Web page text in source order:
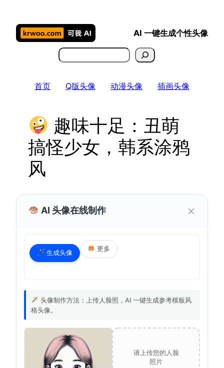
AI 一键生成个性头像
搜
索
首页 Q版头像 动漫头像 插画头像
趣味十足：丑萌
搞怪少女，韩系涂鸦
风
AI 头像在线制作 ×
生成头像
更多
头像制作方法：上传人脸照，AI 一键生成参考模板风
格头像。
请上传您的人脸
照片